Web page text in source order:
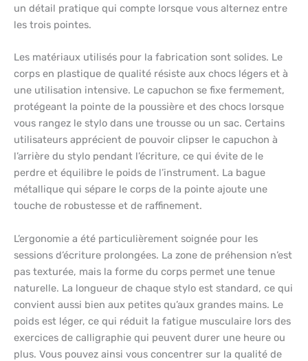
un détail pratique qui compte lorsque vous alternez entre
les trois pointes.
Les matériaux utilisés pour la fabrication sont solides. Le
corps en plastique de qualité résiste aux chocs légers et à
une utilisation intensive. Le capuchon se fixe fermement,
protégeant la pointe de la poussière et des chocs lorsque
vous rangez le stylo dans une trousse ou un sac. Certains
utilisateurs apprécient de pouvoir clipser le capuchon à
l’arrière du stylo pendant l’écriture, ce qui évite de le
perdre et équilibre le poids de l’instrument. La bague
métallique qui sépare le corps de la pointe ajoute une
touche de robustesse et de raffinement.
L’ergonomie a été particulièrement soignée pour les
sessions d’écriture prolongées. La zone de préhension n’est
pas texturée, mais la forme du corps permet une tenue
naturelle. La longueur de chaque stylo est standard, ce qui
convient aussi bien aux petites qu’aux grandes mains. Le
poids est léger, ce qui réduit la fatigue musculaire lors des
exercices de calligraphie qui peuvent durer une heure ou
plus. Vous pouvez ainsi vous concentrer sur la qualité de